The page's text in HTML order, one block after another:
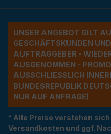
UNSER ANGEBOT GILT
ESCHÄFTSKUNDEN UND
UFTRAGGEBER -
USGENOMMEN -
USSCHLIESSLICH
NDESREPUBLIK
R AUF ANFRAGE)
* Alle Preise verstehen
Versandkosten und ggf.